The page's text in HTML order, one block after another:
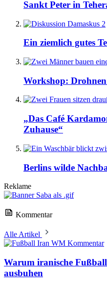
Sankt Peter in
2
Ein ziemlich gutes
Workshop:
„Das Café
Zuhause“
Berlins wilde
Reklame
Kommentar
Alle Artikel
Kommentar
Warum iranische
ausbuhen